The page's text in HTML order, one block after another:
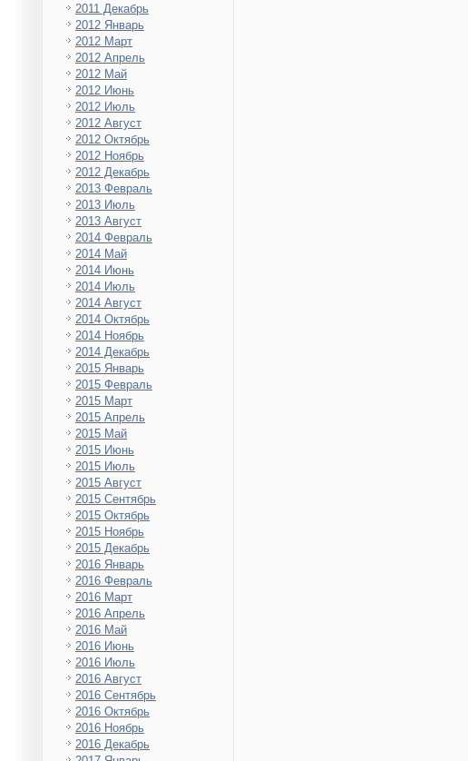
2011 Декабрь
2012 Январь
2012 Март
2012 Апрель
2012 Май
2012 Июнь
2012 Июль
2012 Август
2012 Октябрь
2012 Ноябрь
2012 Декабрь
2013 Февраль
2013 Июль
2013 Август
2014 Февраль
2014 Май
2014 Июнь
2014 Июль
2014 Август
2014 Октябрь
2014 Ноябрь
2014 Декабрь
2015 Январь
2015 Февраль
2015 Март
2015 Апрель
2015 Май
2015 Июнь
2015 Июль
2015 Август
2015 Сентябрь
2015 Октябрь
2015 Ноябрь
2015 Декабрь
2016 Январь
2016 Февраль
2016 Март
2016 Апрель
2016 Май
2016 Июнь
2016 Июль
2016 Август
2016 Сентябрь
2016 Октябрь
2016 Ноябрь
2016 Декабрь